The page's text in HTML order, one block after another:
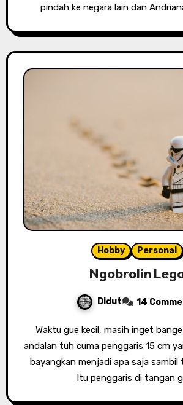
pindah ke negara lain dan
Hobby Personal
Ngobrolin
Didut 14
Waktu gue kecil, masih inget banget kalo mainan
andalan tuh cuma penggaris 15 cm
bayangkan menjadi apa saja sambil
Itu penggaris di tangan